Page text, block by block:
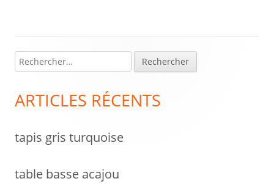
Colonne
latérale
e
h
r
e
ARTICLES RÉCENTS
tapis gris turquoise
table basse acajou